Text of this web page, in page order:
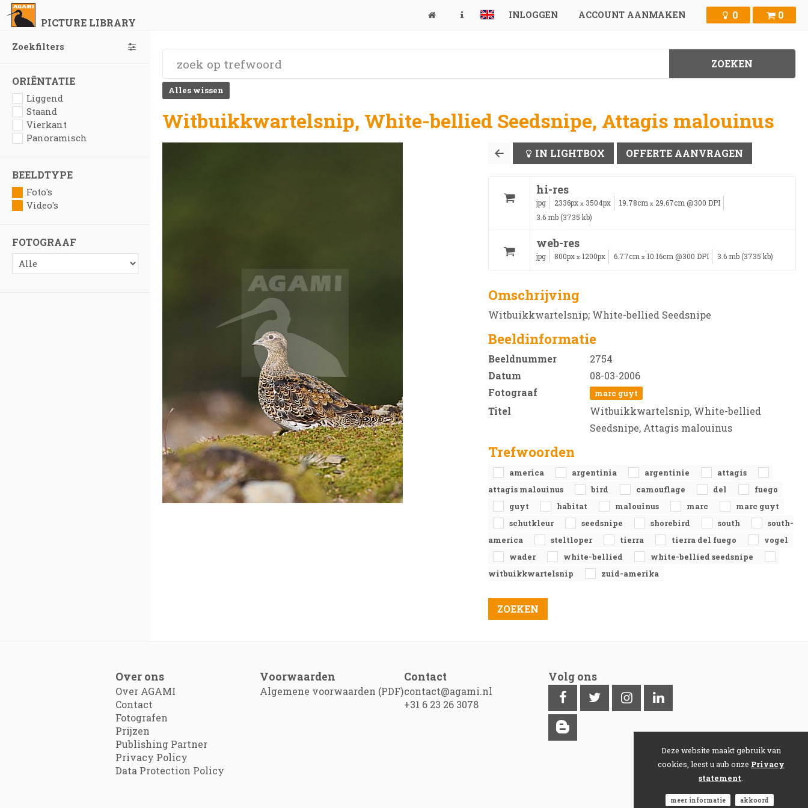
PICTURE LIBRARY
INLOGGEN ACCOUNT AANMAKEN 0 0
Zoekfilters
ORIËNTATIE
Liggend
Staand
Vierkant
Panoramisch
BEELDTYPE
Foto's
Video's
FOTOGRAAF
Alles wissen
Witbuikkwartelsnip, White-bellied Seedsnipe, Attagis malouinus
IN LIGHTBOX OFFERTE AANVRAGEN
hi-res
jpg 2336px x 3504px 19.78cm x 29.67cm @300 DPI
3.6 mb (3735 kb)
web-res
jpg 800px x 1200px 6.77cm x 10.16cm @300 DPI 3.6 mb (3735 kb)
Omschrijving
Witbuikkwartelsnip; White-bellied Seedsnipe
Beeldinformatie
Beeldnummer
2754
Datum
08-03-2006
Fotograaf
marc guyt
Titel
Witbuikkwartelsnip, White-bellied
Seedsnipe, Attagis malouinus
Trefwoorden
america argentinia argentinie
attagis
attagis malouinus
bird camouflage del
fuego
guyt
habitat malouinus marc
marc guyt
schutkleur
seedsnipe shorebird south
south-
america
steltloper tierra tierra del fuego
vogel
wader
white-bellied
white-bellied seedsnipe
witbuikkwartelsnip
zuid-amerika
Over ons
Over AGAMI
Contact
Fotografen
Prijzen
Publishing Partner
Privacy Policy
Data Protection Policy
Voorwaarden
Algemene voorwaarden (PDF)
Contact
contact@agami.nl
+31 6 23 26 3078
Volg ons
Deze website maakt gebruik van
cookies, leest u aub onze Privacy
statement
meer informatie akkoord